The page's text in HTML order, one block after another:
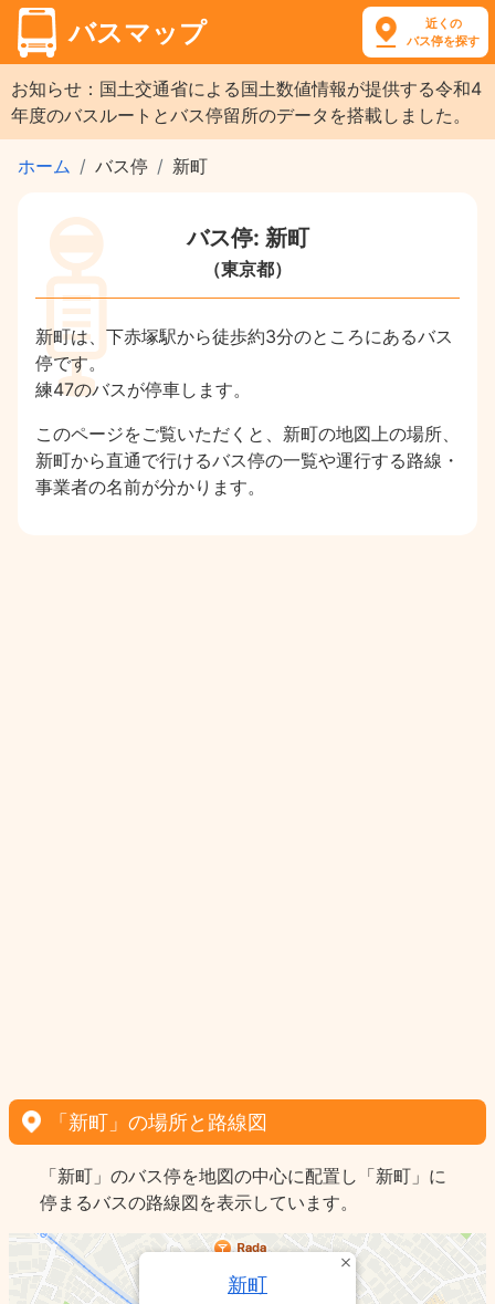
バスマップ
近くの
バス停を探す
お知らせ：国土交通省による国土数値情報が提供する令和4
年度のバスルートとバス停留所のデータを搭載しました。
ホーム バス停 新町
バス停: 新町
（東京都）
新町は、下赤塚駅から徒歩約3分のところにあるバス
停です。
練47のバスが停車します。
このページをご覧いただくと、新町の地図上の場所、
新町から直通で行けるバス停の一覧や運行する路線・
事業者の名前が分かります。
「新町」の場所と路線図
「新町」のバス停を地図の中心に配置し「新町」に
停まるバスの路線図を表示しています。
新町